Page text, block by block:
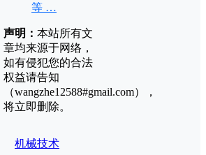
等 …
声明： 本站所有文
章均来源于网络，
如有侵犯您的合法
权益请告知
（wangzhe12588#gmail.com），
将立即删除。
机械技术